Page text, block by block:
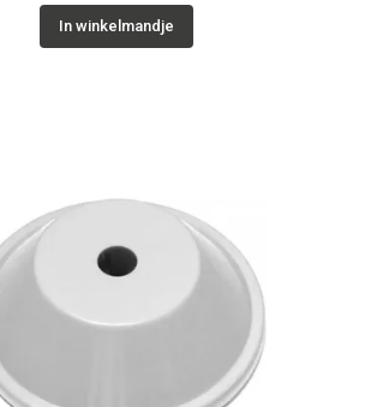
In winkelmandje